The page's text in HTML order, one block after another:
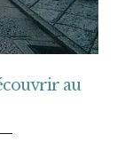
au